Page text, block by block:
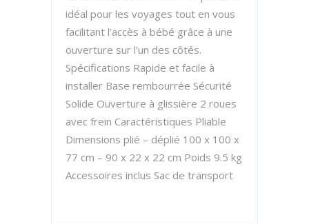
idéal pour les voyages tout en vous
facilitant l’accès à bébé grâce à une
ouverture sur l’un des côtés.
Spécifications Rapide et facile à
installer Base rembourrée Sécurité
Solide Ouverture à glissière 2 roues
avec frein Caractéristiques Pliable
Dimensions plié – déplié 100 x 100 x
77 cm – 90 x 22 x 22 cm Poids 9.5 kg
Accessoires inclus Sac de transport